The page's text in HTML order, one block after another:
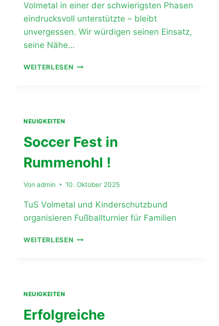
Volmetal in einer der schwierigsten Phasen
eindrucksvoll unterstützte – bleibt
unvergessen. Wir würdigen seinen Einsatz,
seine Nähe…
WEITERLESEN DER
NEUIGKEITEN
Soccer Fest in
Rummenohl !
Von admin 10. Oktober 2025
TuS Volmetal und Kinderschutzbund
organisieren Fußballturnier für Familien
WEITERLESEN SOCCER
NEUIGKEITEN
Erfolgreiche